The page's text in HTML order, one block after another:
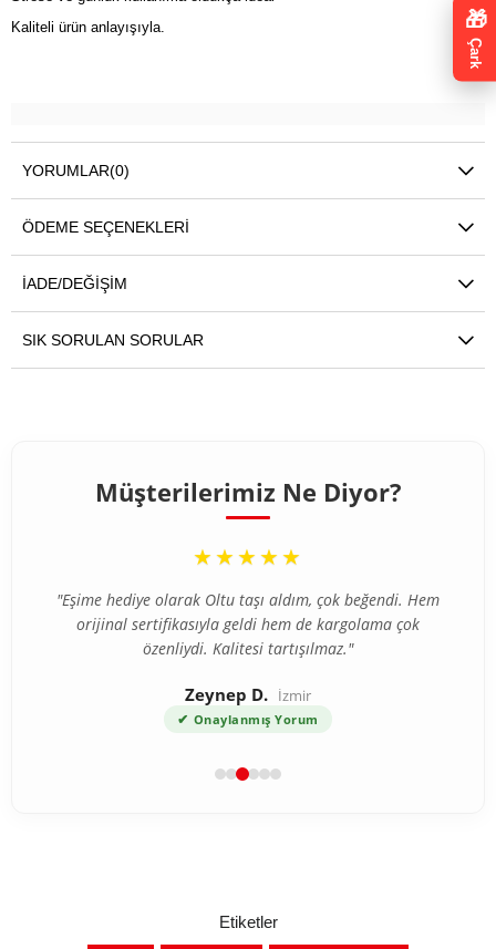
Kaliteli ürün anlayışıyla.
YORUMLAR(0)
ÖDEME SEÇENEKLERI
İADE/DEĞIŞIM
SIK SORULAN SORULAR
Müşterilerimiz Ne Diyor?
“
★★★★★
"Eşime hediye olarak Oltu taşı aldım, çok beğendi. Hem
orijinal sertifikasıyla geldi hem de kargolama çok
özenliydi. Kalitesi tartışılmaz."
Zeynep D. İzmir
✔ Onaylanmış Yorum
Etiketler
🎁
Çark